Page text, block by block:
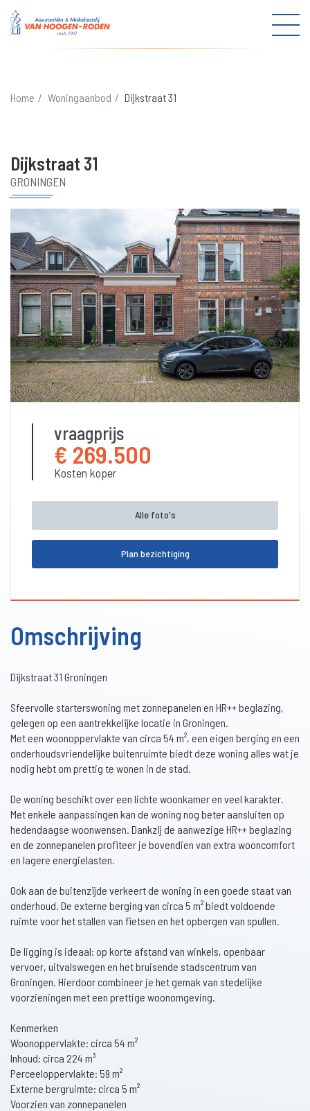
Menu
in-/
Woningmakelaardij
Woningaanbod
Verkoop
Aankoop
Hypotheek
Bedrijfsmakelaardij
Bedrijfsaanbod
Aanhuur
Verkoop
Verhuur
Beleggingstransacties
Home Woningaanbod Dijkstraat 31
Dijkstraat 31
GRONINGEN
BESCHIKBAAR
vraagprijs
€ 269.500
Kosten koper
Alle foto's
Plan bezichtiging
Omschrijving
Dijkstraat 31 Groningen
Sfeervolle starterswoning met zonnepanelen en HR++ beglazing,
gelegen op een aantrekkelijke locatie in Groningen.
Met een woonoppervlakte van circa 54 m², een eigen berging en een
onderhoudsvriendelijke buitenruimte biedt deze woning alles wat je
nodig hebt om prettig te wonen in de stad.
De woning beschikt over een lichte woonkamer en veel karakter.
Met enkele aanpassingen kan de woning nog beter aansluiten op
hedendaagse woonwensen. Dankzij de aanwezige HR++ beglazing
en de zonnepanelen profiteer je bovendien van extra wooncomfort
en lagere energielasten.
Ook aan de buitenzijde verkeert de woning in een goede staat van
onderhoud. De externe berging van circa 5 m² biedt voldoende
ruimte voor het stallen van fietsen en het opbergen van spullen.
De ligging is ideaal: op korte afstand van winkels, openbaar
vervoer, uitvalswegen en het bruisende stadscentrum van
Groningen. Hierdoor combineer je het gemak van stedelijke
voorzieningen met een prettige woonomgeving.
Kenmerken
Woonoppervlakte: circa 54 m²
Inhoud: circa 224 m³
Perceeloppervlakte: 59 m²
Externe bergruimte: circa 5 m²
Voorzien van zonnepanelen